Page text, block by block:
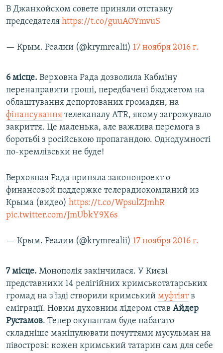
В Джанкойском совете приняли отставку
председателя https://t.co/guuAOYmvuS
— Крым. Реалии (@krymrealii) 17 ноября 2016 г.
6 місце. Верховна Рада дозволила Кабміну
перенаправити гроші, передбачені бюджетом на
облаштування депортованих громадян, на
фінансування телеканалу ATR, якому загрожувало
закриття. Це маленька, але важлива перемога в
боротьбі з російською пропагандою. Однодумності
по-кремлівськи не буде!
Верховная Рада приняла законопроект о
финансовой поддержке телерадиокомпаний из
Крыма (видео) https://t.co/WpsulZJmhR
pic.twitter.com/JmUbkY9X6s
— Крым. Реалии (@krymrealii) 17 ноября 2016 г.
7 місце. Монополія закінчилася. У Києві
представники 14 релігійних кримськотатарських
громад на з'їзді створили кримський муфтіятв
еміграції. Новим духовним лідером став Айдер
Рустамов. Тепер окупантам буде набагато
складніше маніпулювати почуттями мусульман на
півострові: кожен кримський татарин сам для себе